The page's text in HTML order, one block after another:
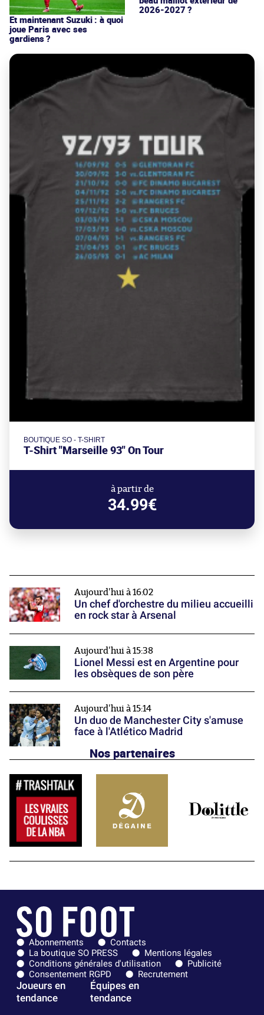
Et maintenant Suzuki : à quoi
joue Paris avec ses
gardiens ?
2026-2027 ?
BOUTIQUE SO - T-SHIRT
T-Shirt "Marseille 93" On Tour
à partir de
34.99€
Aujourd'hui à 16:02
Un chef d'orchestre du milieu accueilli
en rock star à Arsenal
Aujourd'hui à 15:38
Lionel Messi est en Argentine pour
les obsèques de son père
Aujourd'hui à 15:14
Un duo de Manchester City s'amuse
face à l'Atlético Madrid
Nos partenaires
Abonnements
Contacts
La boutique SO PRESS
Mentions légales
Conditions générales d'utilisation
Publicité
Consentement RGPD
Recrutement
Joueurs en
tendance
Équipes en
tendance